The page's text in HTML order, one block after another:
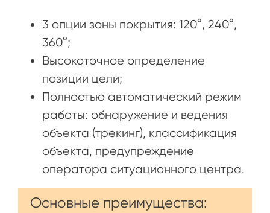
3 опции зоны покрытия: 120°, 240°,
360°;
Высокоточное определение
позиции цели;
Полностью автоматический режим
работы: обнаружение и ведения
объекта (трекинг), классификация
объекта, предупреждение
оператора ситуационного центра.
Основные преимущества: